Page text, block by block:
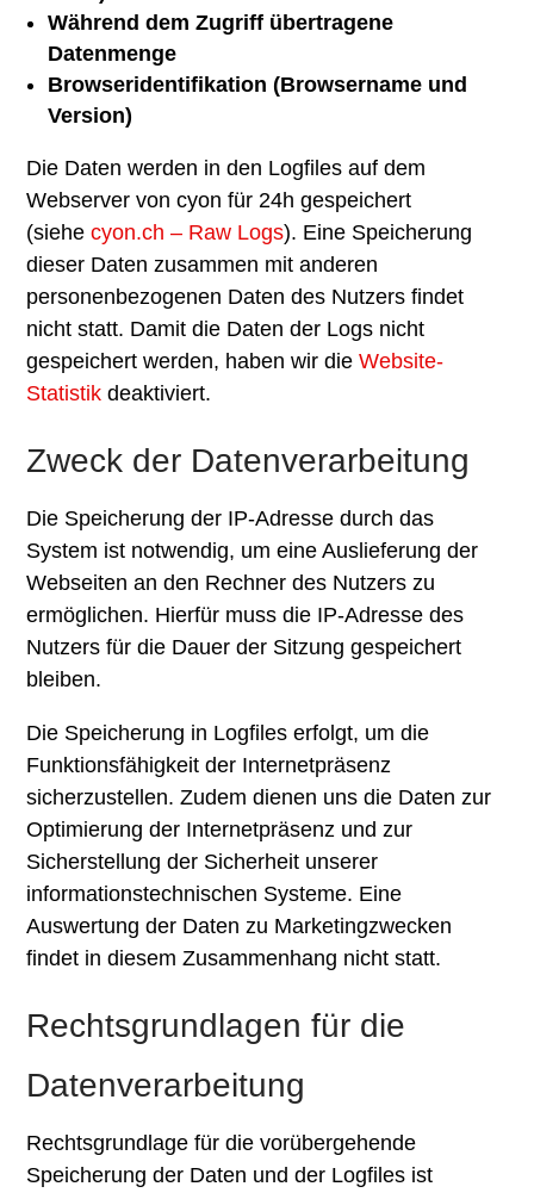
Während dem Zugriff übertragene
Datenmenge
Browseridentifikation (Browsername und
Version)
Die Daten werden in den Logfiles auf dem
Webserver von cyon für 24h gespeichert
(siehecyon.ch – Raw Logs). Eine Speicherung
dieser Daten zusammen mit anderen
personenbezogenen Daten des Nutzers findet
nicht statt. Damit die Daten der Logs nicht
gespeichert werden, haben wir dieWebsite-
Statistik deaktiviert.
Zweck der Datenverarbeitung
Die Speicherung der IP-Adresse durch das
System ist notwendig, um eine Auslieferung der
Webseiten an den Rechner des Nutzers zu
ermöglichen. Hierfür muss die IP-Adresse des
Nutzers für die Dauer der Sitzung gespeichert
bleiben.
Die Speicherung in Logfiles erfolgt, um die
Funktionsfähigkeit der Internetpräsenz
sicherzustellen. Zudem dienen uns die Daten zur
Optimierung der Internetpräsenz und zur
Sicherstellung der Sicherheit unserer
informationstechnischen Systeme. Eine
Auswertung der Daten zu Marketingzwecken
findet in diesem Zusammenhang nicht statt.
Rechtsgrundlagen für die
Datenverarbeitung
Rechtsgrundlage für die vorübergehende
Speicherung der Daten und der Logfiles ist